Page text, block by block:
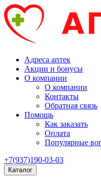
Адреса аптек
Акции и бонусы
О компании
О компании
Контакты
Обратная связь
Помощь
Как заказать
Оплата
Популярные
+7(937)190-03-03
Каталог